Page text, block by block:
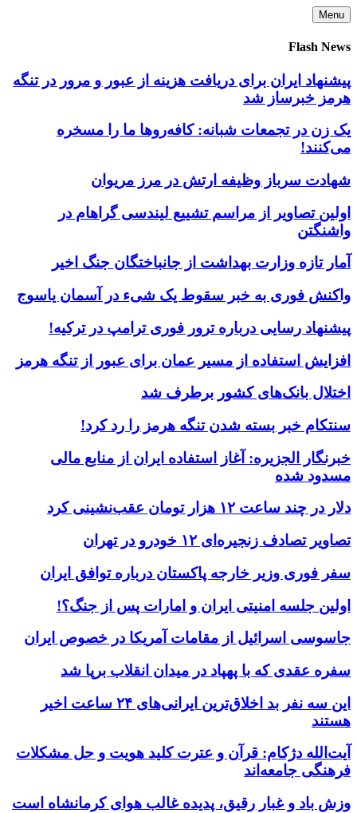
Skip
to
content
Menu
Flash News
پیشنهاد ایران برای دریافت هزینه از عبور و مرور در تنگه
هرمز خبرساز شد
یک زن در تجمعات شبانه: کافه‌روها ما را مسخره
می‌کنند!
شهادت سرباز وظیفه ارتش در مرز مریوان
اولین تصاویر از مراسم تشییع لیندسی گراهام در
واشنگتن
آمار تازه وزارت بهداشت از جانباختگان جنگ اخیر
واکنش فوری به خبر سقوط یک شیء در آسمان یاسوج
پیشنهاد رسایی درباره ترور فوری ترامپ در ترکیه!
افزایش استفاده از مسیر عمان برای عبور از تنگه هرمز
اختلال بانک‌های کشور برطرف شد
سنتکام خبر بسته شدن تنگه هرمز را رد کرد!
خبرنگار الجزیره: آغاز استفاده ایران از منابع مالی
مسدود شده
دلار در چند ساعت ۱۲ هزار تومان عقب‌نشینی کرد
تصاویر تصادف زنجیره‌ای ۱۲ خودرو در تهران
سفر فوری وزیر خارجه پاکستان درباره توافق ایران
اولین جلسه امنیتی ایران و امارات پس از جنگ؟!
جاسوسی اسرائیل از مقامات آمریکا در خصوص ایران
سفره عقدی که با پهپاد در میدان انقلاب برپا شد
این سه نفر بد اخلاق‌ترین ایرانی‌های ۲۴ ساعت اخیر
هستند
آیت‌الله دژکام: قرآن و عترت کلید هویت و حل مشکلات
فرهنگی جامعه‌اند
وزش باد و غبار رقیق، پدیده غالب هوای کرمانشاه است